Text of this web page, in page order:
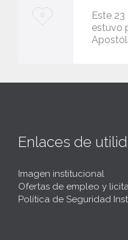
L
0
Este
estuvo
Enlaces de
Imagen institucional
Ofertas de empleo y
Política de Seguridad